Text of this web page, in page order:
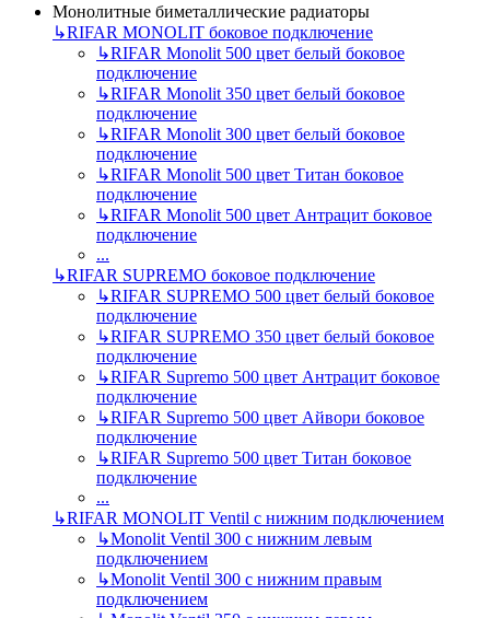
Монолитные биметаллические радиаторы
↳RIFAR MONOLIT боковое подключение
↳RIFAR Monolit 500 цвет белый боковое
подключение
↳RIFAR Monolit 350 цвет белый боковое
подключение
↳RIFAR Monolit 300 цвет белый боковое
подключение
↳RIFAR Monolit 500 цвет Титан боковое
подключение
↳RIFAR Monolit 500 цвет Антрацит боковое
подключение
...
↳RIFAR SUPREMO боковое подключение
↳RIFAR SUPREMO 500 цвет белый боковое
подключение
↳RIFAR SUPREMO 350 цвет белый боковое
подключение
↳RIFAR Supremo 500 цвет Антрацит боковое
подключение
↳RIFAR Supremo 500 цвет Айвори боковое
подключение
↳RIFAR Supremo 500 цвет Титан боковое
подключение
...
↳RIFAR MONOLIT Ventil с нижним подключением
↳Monolit Ventil 300 с нижним левым
подключением
↳Monolit Ventil 300 с нижним правым
подключением